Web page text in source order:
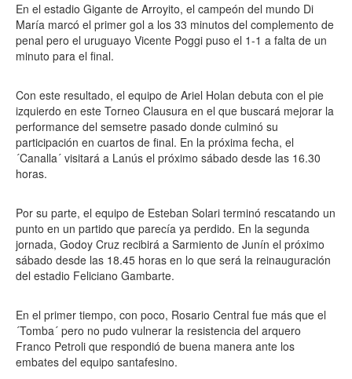
En el estadio Gigante de Arroyito, el campeón del mundo Di
María marcó el primer gol a los 33 minutos del complemento de
penal pero el uruguayo Vicente Poggi puso el 1-1 a falta de un
minuto para el final.
Con este resultado, el equipo de Ariel Holan debuta con el pie
izquierdo en este Torneo Clausura en el que buscará mejorar la
performance del semsetre pasado donde culminó su
participación en cuartos de final. En la próxima fecha, el
´Canalla´ visitará a Lanús el próximo sábado desde las 16.30
horas.
Por su parte, el equipo de Esteban Solari terminó rescatando un
punto en un partido que parecía ya perdido. En la segunda
jornada, Godoy Cruz recibirá a Sarmiento de Junín el próximo
sábado desde las 18.45 horas en lo que será la reinauguración
del estadio Feliciano Gambarte.
En el primer tiempo, con poco, Rosario Central fue más que el
´Tomba´ pero no pudo vulnerar la resistencia del arquero
Franco Petroli que respondió de buena manera ante los
embates del equipo santafesino.